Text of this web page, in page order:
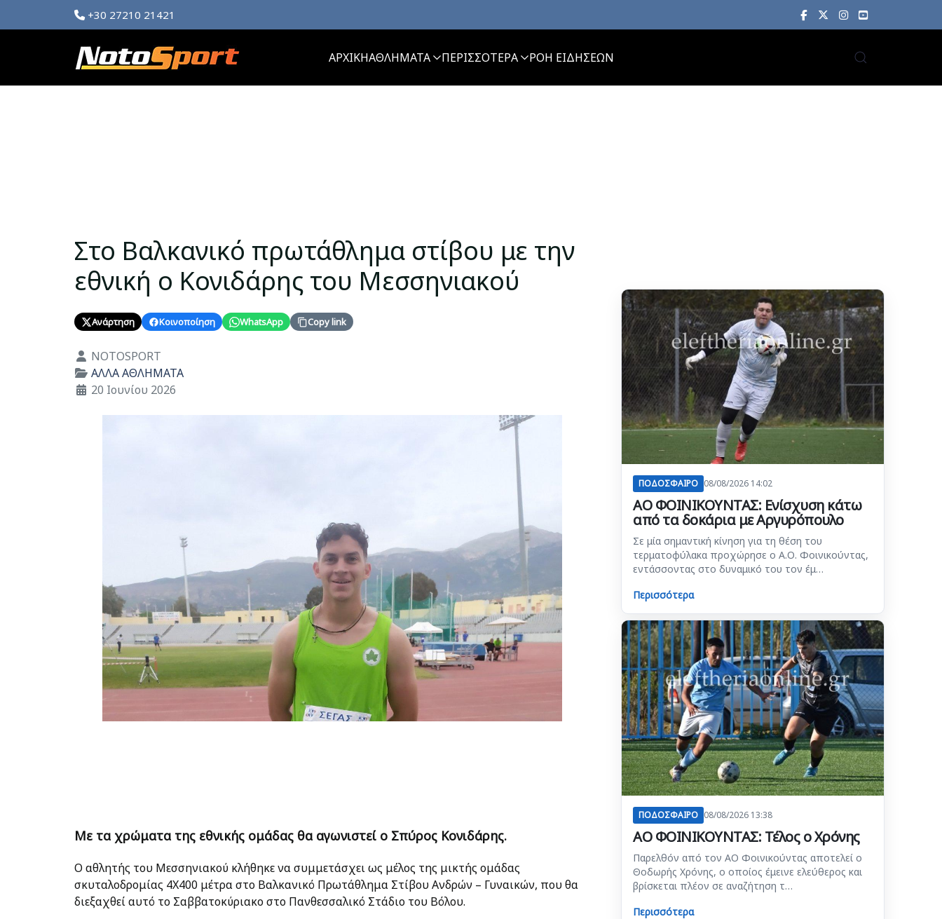
+30 27210 21421
ΑΡΧΙΚΗΑΘΛΗΜΑΤΑ ΠΕΡΙΣΣΟΤΕΡΑ ΡΟΗ ΕΙΔΗΣΕΩΝ
Στο Βαλκανικό πρωτάθλημα στίβου με την
εθνική ο Κονιδάρης του Μεσσηνιακού
Ανάρτηση Κοινοποίηση WhatsApp Copy link
Λεπτομέρειες
NOTOSPORT
ΑΛΛΑ ΑΘΛΗΜΑΤΑ
20 Ιουνίου 2026
Με τα χρώματα της εθνικής ομάδας θα αγωνιστεί ο Σπύρος Κονιδάρης.
Ο αθλητής του Μεσσηνιακού κλήθηκε να συμμετάσχει ως μέλος της μικτής ομάδας
σκυταλοδρομίας 4Χ400 μέτρα στο Βαλκανικό Πρωτάθλημα Στίβου Ανδρών – Γυναικών, που θα
διεξαχθεί αυτό το Σαββατοκύριακο στο Πανθεσσαλικό Στάδιο του Βόλου.
ΠΟΔΟΣΦΑΙΡΟ 08/08/2026 14:02
ΑΟ ΦΟΙΝΙΚΟΥΝΤΑΣ: Ενίσχυση κάτω
από τα δοκάρια με Αργυρόπουλο
Σε μία σημαντική κίνηση για τη θέση του
τερματοφύλακα προχώρησε ο Α.Ο. Φοινικούντας,
εντάσσοντας στο δυναμικό του τον έμ…
Περισσότερα
ΠΟΔΟΣΦΑΙΡΟ 08/08/2026 13:38
ΑΟ ΦΟΙΝΙΚΟΥΝΤΑΣ: Τέλος ο Χρόνης
Παρελθόν από τον ΑΟ Φοινικούντας αποτελεί ο
Θοδωρής Χρόνης, ο οποίος έμεινε ελεύθερος και
βρίσκεται πλέον σε αναζήτηση τ…
Περισσότερα